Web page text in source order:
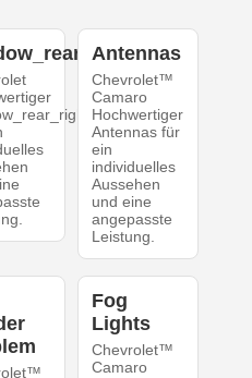
Antennas
Chevrolet™
Camaro
Hochwertiger
Antennas für
ein
individuelles
Aussehen
und eine
angepasste
Leistung.
Fog
Lights
Chevrolet™
Camaro